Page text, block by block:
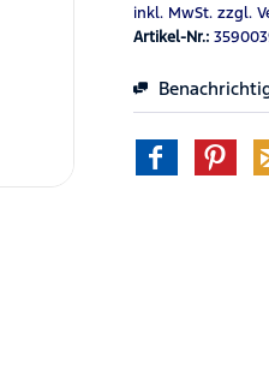
inkl. MwSt.zzgl.
Artikel-Nr.: